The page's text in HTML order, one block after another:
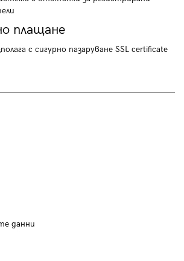
плащане
с сигурно пазаруване SSL certificate
данни